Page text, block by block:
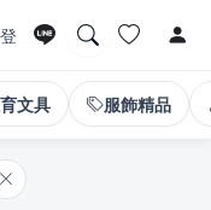
文具 服飾精品